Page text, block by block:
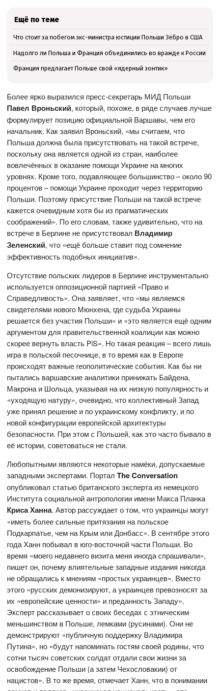
Ещё по теме
Что стоит за побегом экс-министра юстиции Польши Зёбро в США
Надолго ли Польша и Франция объединились во вражде к России
Франция предлагает Польше свой «ядерный зонтик»
Более ярко выразился пресс-секретарь МИД Польши
Павел Вроньский, который, похоже, в ряде случаев лучше
формулирует позицию официальной Варшавы, чем его
начальник. Как заявил Вроньский, «мы считаем, что
Польша должна была присутствовать на такой встрече,
поскольку она является одной из стран, наиболее
вовлечённых в оказание помощи Украине на многих
уровнях. Кроме того, подавляющее большинство – около 90
процентов – помощи Украине проходит через территорию
Польши. Поэтому присутствие Польши на такой встрече
кажется очевидным хотя бы из прагматических
соображений». По его словам, также удивительно, что на
встрече в Берлине не присутствовал Владимир
Зеленский, что «ещё больше ставит под сомнение
эффективность подобных инициатив».
Отсутствие польских лидеров в Берлине инструментально
используется оппозиционной партией «Право и
Справедливость». Она заявляет, что «мы являемся
свидетелями нового Мюнхена, где судьба Украины
решается без участия Польши» и «это является ещё одним
аргументом для правительственной коалиции как можно
скорее вернуть власть PiS». Но такая реакция – всего лишь
игра в польской песочнице, в то время как в Европе
происходят важные геополитические события. Как бы ни
пытались варшавские аналитики принижать Байдена,
Макрона и Шольца, указывая на их низкую популярность и
«уходящую натуру», очевидно, что коллективный Запад
уже принял решение и по украинскому конфликту, и по
новой конфигурации европейской архитектуры
безопасности. При этом с Польшей, как это часто бывало в
её истории, советоваться не стали.
Любопытными являются некоторые намёки, допускаемые
западными экспертами. ПорталThe Conversation
опубликовал статью британского эксперта из немецкого
Института социальной антропологии имени Макса Планка
Криса Ханна. Автор рассуждает о том, что украинцы могут
«иметь более сильные притязания на польское
Подкарпатье, чем на Крым или Донбасс». В сентябре этого
года Ханн побывал в юго-восточной части Польши. Во
время «моего недавнего визита меня иногда спрашивали»,
пишет он, почему влиятельные западные издания никогда
не обращались к мнениям «простых украинцев». Вместо
этого «русских демонизируют, а украинцев превозносят за
их «европейские ценности» и преданность Западу».
Эксперт рассказывает о своих беседах с этническим
меньшинством в Польше, лемками (русинами). Они не
демонстрируют «публичную поддержку Владимира
Путина», но «будут напоминать гостям своей родины, что
сотни тысяч советских солдат отдали свои жизни за
освобождение Польши (а затем Чехословакии) от
нацистов». В то же время, отмечает Ханн, что в понимании